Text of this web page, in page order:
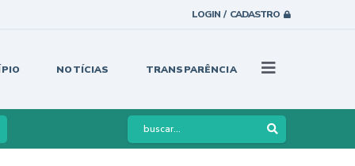
LOGIN / CADASTRO
NOTÍCIAS TRANSPARÊNCIA